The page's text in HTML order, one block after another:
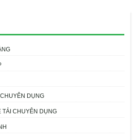
DỤNG
TẢI CHUYÊN DỤNG